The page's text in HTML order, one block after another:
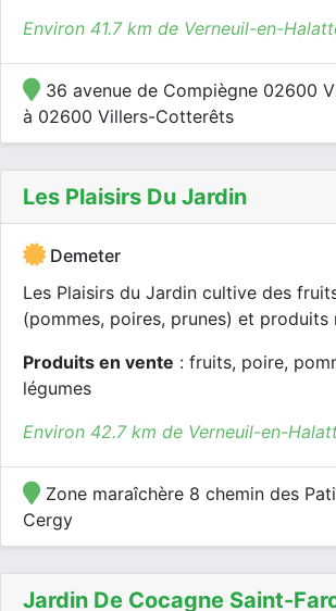
Environ 41.7 km de Verneuil-en-
36 avenue de Compiègne 02600
à 02600 Villers-Cotterêts
Les Plaisirs Du Jardin
Demeter
Les Plaisirs du Jardin cultive des
(pommes, poires, prunes) et produits
Produits en vente : fruits, poire,
légumes
Environ 42.7 km de Verneuil-en-
Zone maraîchère 8 chemin des
Cergy
Jardin De Cocagne Saint-